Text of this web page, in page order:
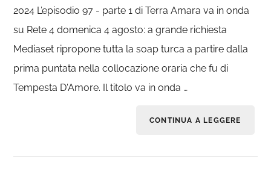
2024 L’episodio 97 - parte 1 di Terra Amara va in onda
su Rete 4 domenica 4 agosto: a grande richiesta
Mediaset ripropone tutta la soap turca a partire dalla
prima puntata nella collocazione oraria che fu di
Tempesta D'Amore. Il titolo va in onda …
CONTINUA A LEGGERE